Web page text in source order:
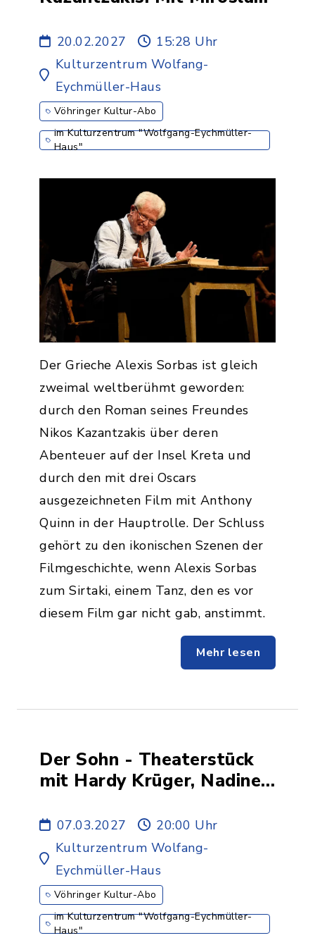
Laskarina - 5.ABO
20.02.2027
15:28 Uhr
Kulturzentrum Wolfang-
Eychmüller-Haus
Vöhringer Kultur-Abo
im Kulturzentrum "Wolfgang-Eychmüller-
Haus"
Der Grieche Alexis Sorbas ist gleich
zweimal weltberühmt geworden:
durch den Roman seines Freundes
Nikos Kazantzakis über deren
Abenteuer auf der Insel Kreta und
durch den mit drei Oscars
ausgezeichneten Film mit Anthony
Quinn in der Hauptrolle. Der Schluss
gehört zu den ikonischen Szenen der
Filmgeschichte, wenn Alexis Sorbas
zum Sirtaki, einem Tanz, den es vor
diesem Film gar nicht gab, anstimmt.
Mehr lesen
Der Sohn - Theaterstück
mit Hardy Krüger, Nadine
Alexa Maria Surholt -
6.ABO
07.03.2027
20:00 Uhr
Kulturzentrum Wolfang-
Eychmüller-Haus
Vöhringer Kultur-Abo
im Kulturzentrum "Wolfgang-Eychmüller-
Haus"